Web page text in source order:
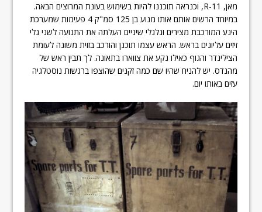
מאן, R-11, וכנראה תוכננו להיות בשימוש בעונת המרוצים הבאה.
במיוחד הרשים אותם אותו מנוע בן 125 סמ"ק 4 פעימות שמערכת
הינע המורכבת מצירים וגלגלי שיניים העלתה את התנועה לשני גלי
זיזים עליונים בראש. הראש עצמו תוכנן והורכב בזוית משונה לעומת
הצילינדר והגוף כאילו נקע את צווארו בתאונה. לך תבין ראש של
מהנדס. יש להניח שהיו שם כמה זקנים שהוצפו ברגשות נוסטלגיה
עזים באותו יום.